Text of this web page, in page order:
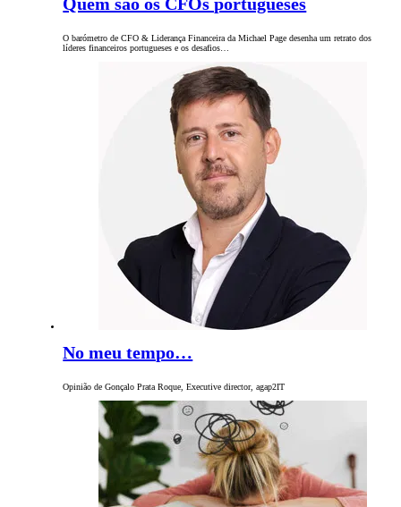
O barómetro de CFO & Liderança Financeira da Michael Page desenha um retrato dos
líderes financeiros portugueses e os desafios…
No meu tempo…
Opinião de Gonçalo Prata Roque, Executive director, agap2IT